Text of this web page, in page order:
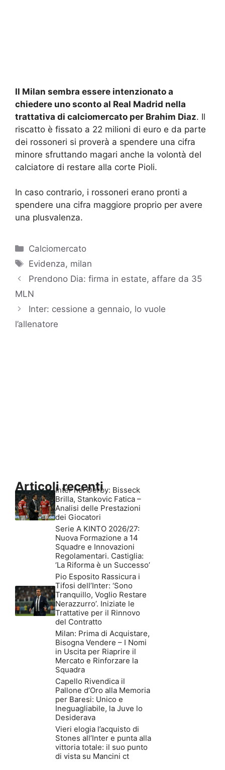
Il Milan sembra essere intenzionato a
chiedere uno sconto al Real Madrid nella
trattativa di calciomercato per Brahim Diaz. Il
riscatto è fissato a 22 milioni di euro e da parte
dei rossoneri si proverà a spendere una cifra
minore sfruttando magari anche la volontà del
calciatore di restare alla corte Pioli.
In caso contrario, i rossoneri erano pronti a
spendere una cifra maggiore proprio per avere
una plusvalenza.
Categorie
Calciomercato
Tag
Evidenza, milan
Prendono Dia: firma in estate, affare da 35
MLN
Inter: cessione a gennaio, lo vuole
l’allenatore
Articoli recenti
Inter nel Derby: Bisseck
Brilla, Stankovic Fatica –
Analisi delle Prestazioni
dei Giocatori
Serie A KINTO 2026/27:
Nuova Formazione a 14
Squadre e Innovazioni
Regolamentari. Castiglia:
‘La Riforma è un Successo’
Pio Esposito Rassicura i
Tifosi dell’Inter: ‘Sono
Tranquillo, Voglio Restare
Nerazzurro’. Iniziate le
Trattative per il Rinnovo
del Contratto
Milan: Prima di Acquistare,
Bisogna Vendere – I Nomi
in Uscita per Riaprire il
Mercato e Rinforzare la
Squadra
Capello Rivendica il
Pallone d’Oro alla Memoria
per Baresi: Unico e
Ineguagliabile, la Juve lo
Desiderava
Vieri elogia l’acquisto di
Stones all’Inter e punta alla
vittoria totale: il suo punto
di vista su Mancini ct